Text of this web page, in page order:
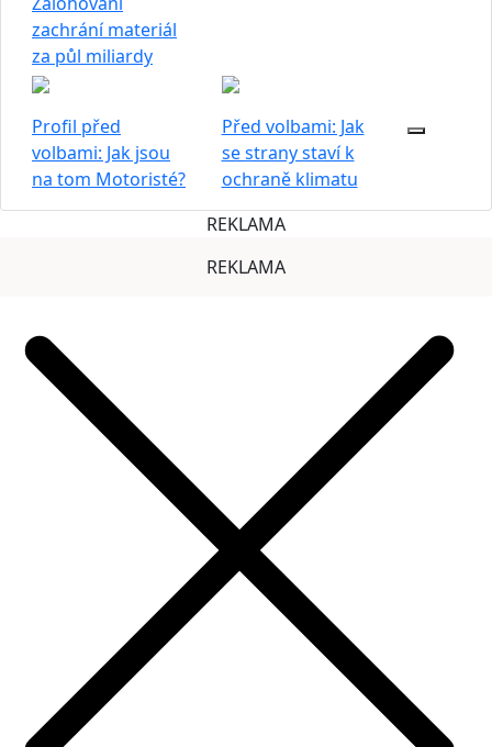
zachrání materiál
za půl miliardy
Profil před
volbami: Jak jsou
na tom Motoristé?
Před volbami: Jak
se strany staví k
ochraně klimatu
REKLAMA
REKLAMA